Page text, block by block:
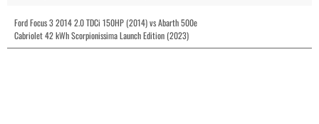
Ford Focus 3 2014 2.0 TDCi 150HP (2014) vs Abarth 500e
Cabriolet 42 kWh Scorpionissima Launch Edition (2023)